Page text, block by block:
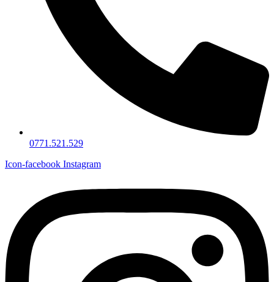
0771.521.529
Icon-facebook Instagram